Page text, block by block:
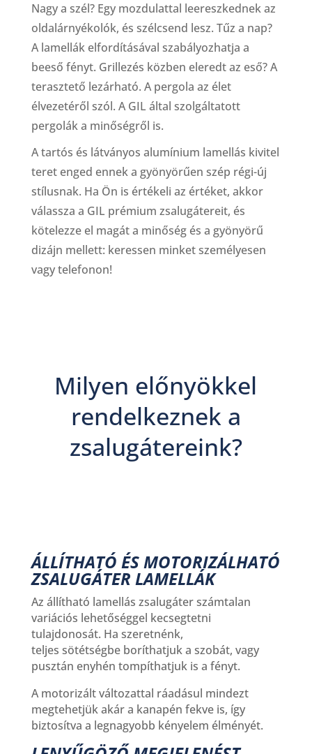
Nagy a szél? Egy mozdulattal leereszkednek az
oldalárnyékolók, és szélcsend lesz. Tűz a nap?
A lamellák elfordításával szabályozhatja a
beeső fényt. Grillezés közben eleredt az eső? A
terasztető lezárható. A pergola az élet
élvezetéről szól. A GIL által szolgáltatott
pergolák a minőségről is.
A tartós és látványos alumínium lamellás kivitel
teret enged ennek a gyönyörűen szép régi-új
stílusnak. Ha Ön is értékeli az értéket, akkor
válassza a GIL prémium zsalugátereit, és
kötelezze el magát a minőség és a gyönyörű
dizájn mellett: keressen minket személyesen
vagy telefonon!
Milyen előnyökkel
rendelkeznek a
zsalugátereink?
ÁLLÍTHATÓ ÉS MOTORIZÁLHATÓ
ZSALUGÁTER LAMELLÁK
Az állítható lamellás zsalugáter számtalan
variációs lehetőséggel kecsegtetni
tulajdonosát. Ha szeretnénk,
teljes sötétségbe boríthatjuk a szobát, vagy
pusztán enyhén tompíthatjuk is a fényt.
A motorizált változattal ráadásul mindezt
megtehetjük akár a kanapén fekve is, így
biztosítva a legnagyobb kényelem élményét.